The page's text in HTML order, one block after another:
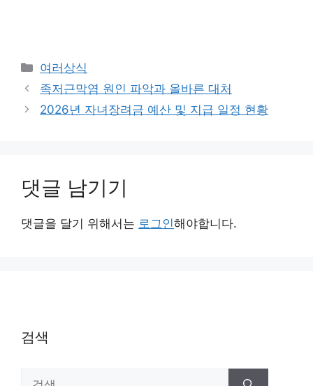
카
테
고
리
여러상식
족저근막염 원인 파악과 올바른 대처
2026년 자녀장려금 예산 및 지급 일정 현황
댓글 남기기
댓글을 달기 위해서는 로그인해야합니다.
검색